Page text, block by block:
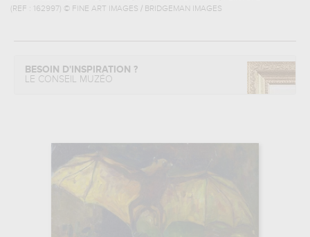
(REF :
162997) © FINE ART IMAGES / BRIDGEMAN IMAGES
BESOIN D'INSPIRATION ?
LE CONSEIL MUZÉO